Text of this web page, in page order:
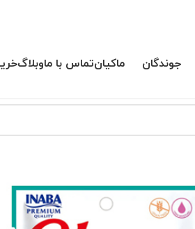
جوندگان ماکیانتماس با ماوبلاگ